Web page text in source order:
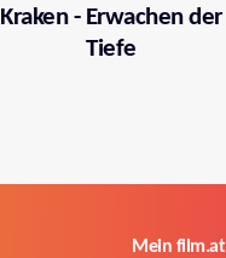
Kraken - Erwachen der
Tiefe
Mein film.at